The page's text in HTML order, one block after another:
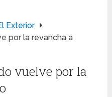
Exterior
por la revancha a
vuelve por la